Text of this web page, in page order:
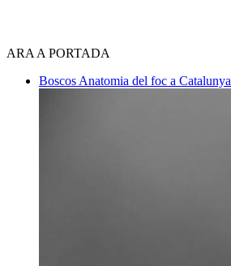
ARA A PORTADA
Boscos Anatomia del foc a Catalunya